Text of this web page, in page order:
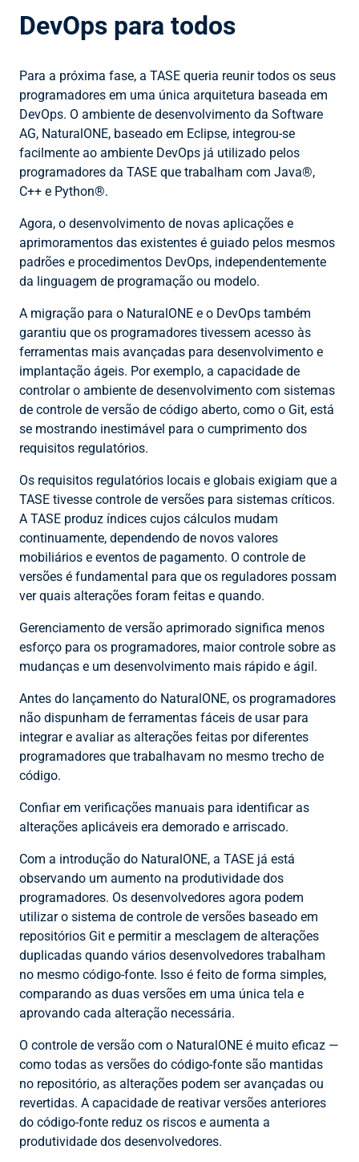
DevOps para todos
Para a próxima fase, a TASE queria reunir todos os seus
programadores em uma única arquitetura baseada em
DevOps. O ambiente de desenvolvimento da Software
AG, NaturalONE, baseado em Eclipse, integrou-se
facilmente ao ambiente DevOps já utilizado pelos
programadores da TASE que trabalham com Java®,
C++ e Python®.
Agora, o desenvolvimento de novas aplicações e
aprimoramentos das existentes é guiado pelos mesmos
padrões e procedimentos DevOps, independentemente
da linguagem de programação ou modelo.
A migração para o NaturalONE e o DevOps também
garantiu que os programadores tivessem acesso às
ferramentas mais avançadas para desenvolvimento e
implantação ágeis. Por exemplo, a capacidade de
controlar o ambiente de desenvolvimento com sistemas
de controle de versão de código aberto, como o Git, está
se mostrando inestimável para o cumprimento dos
requisitos regulatórios.
Os requisitos regulatórios locais e globais exigiam que a
TASE tivesse controle de versões para sistemas críticos.
A TASE produz índices cujos cálculos mudam
continuamente, dependendo de novos valores
mobiliários e eventos de pagamento. O controle de
versões é fundamental para que os reguladores possam
ver quais alterações foram feitas e quando.
Gerenciamento de versão aprimorado significa menos
esforço para os programadores, maior controle sobre as
mudanças e um desenvolvimento mais rápido e ágil.
Antes do lançamento do NaturalONE, os programadores
não dispunham de ferramentas fáceis de usar para
integrar e avaliar as alterações feitas por diferentes
programadores que trabalhavam no mesmo trecho de
código.
Confiar em verificações manuais para identificar as
alterações aplicáveis era demorado e arriscado.
Com a introdução do NaturalONE, a TASE já está
observando um aumento na produtividade dos
programadores. Os desenvolvedores agora podem
utilizar o sistema de controle de versões baseado em
repositórios Git e permitir a mesclagem de alterações
duplicadas quando vários desenvolvedores trabalham
no mesmo código-fonte. Isso é feito de forma simples,
comparando as duas versões em uma única tela e
aprovando cada alteração necessária.
O controle de versão com o NaturalONE é muito eficaz —
como todas as versões do código-fonte são mantidas
no repositório, as alterações podem ser avançadas ou
revertidas. A capacidade de reativar versões anteriores
do código-fonte reduz os riscos e aumenta a
produtividade dos desenvolvedores.